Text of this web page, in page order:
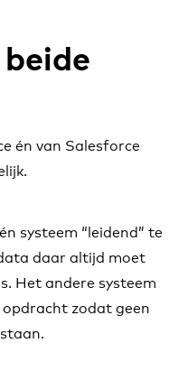
én van Salesforce
systeem “leidend” te
daar altijd moet
Het andere systeem
zodat geen